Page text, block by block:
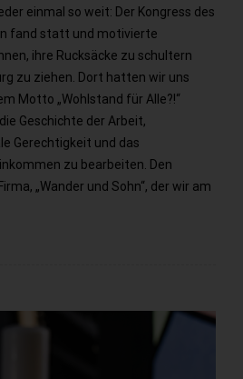
einmal so weit: Der Kongress des
fand statt und motivierte
ihre Rucksäcke zu schultern
zu ziehen. Dort hatten wir uns
Motto „Wohlstand für Alle?!“
Geschichte der Arbeit,
Gerechtigkeit und das
zu bearbeiten. Den
„Wander und Sohn“, der wir am